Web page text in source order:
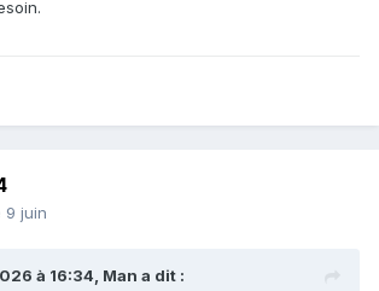
9 juin
à 16:34, Man a dit :